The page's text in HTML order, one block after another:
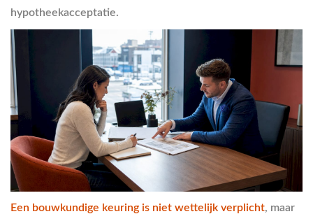
hypotheekacceptatie.
Een bouwkundige keuring is niet wettelijk verplicht, maar